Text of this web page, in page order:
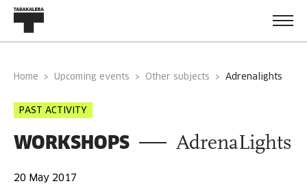
Home Upcoming events Other subjects adrenalights
PAST ACTIVITY
WORKSHOPS AdrenaLights
20 May 2017